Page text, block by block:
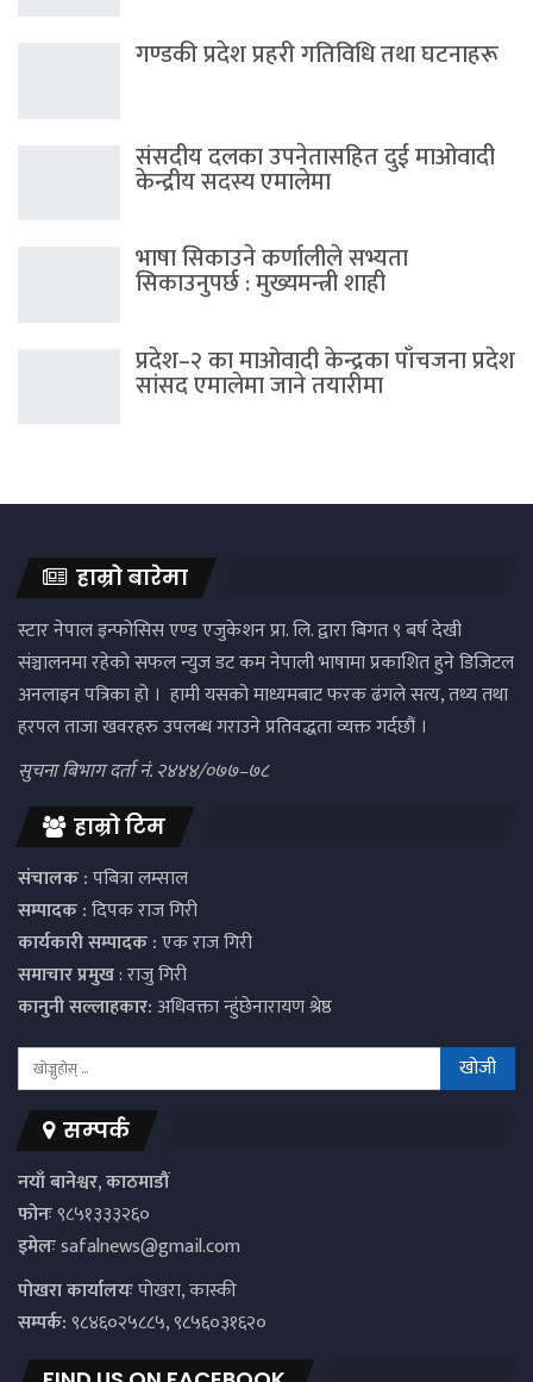
गण्डकी प्रदेश प्रहरी गतिविधि तथा घटनाहरू
संसदीय दलका उपनेतासहित दुई माओवादी
केन्द्रीय सदस्य एमालेमा
भाषा सिकाउने कर्णालीले सभ्यता
सिकाउनुपर्छ : मुख्यमन्त्री शाही
प्रदेश–२ का माओवादी केन्द्रका पाँचजना प्रदेश
सांसद एमालेमा जाने तयारीमा
हाम्रो बारेमा
स्टार नेपाल इन्फोसिस एण्ड एजुकेशन प्रा. लि. द्वारा बिगत ९ बर्ष देखी
संञ्चालनमा रहेको सफल न्युज डट कम नेपाली भाषामा प्रकाशित हुने डिजिटल
अनलाइन पत्रिका हो । हामी यसको माध्यमबाट फरक ढंगले सत्य, तथ्य तथा
हरपल ताजा खवरहरु उपलब्ध गराउने प्रतिवद्धता व्यक्त गर्दछौं ।
सुचना बिभाग दर्ता नं. २४४४/०७७–७८
हाम्रो टिम
संचालक :पबित्रा लम्साल
सम्पादक :दिपक राज गिरी
कार्यकारी सम्पादक :एक राज गिरी
समाचार प्रमुख: राजु गिरी
कानुनी सल्लाहकार:अधिवक्ता न्हुंछेनारायण श्रेष्ठ
सम्पर्क
नयाँ बानेश्वर, काठमाडौं
फोनः९८५१३३३२६०
इमेलःsafalnews@gmail.com
पाेखरा कार्यालयःपोखरा, कास्की
सम्पर्क:९८४६०२५८८५, ९८५६०३१६२०